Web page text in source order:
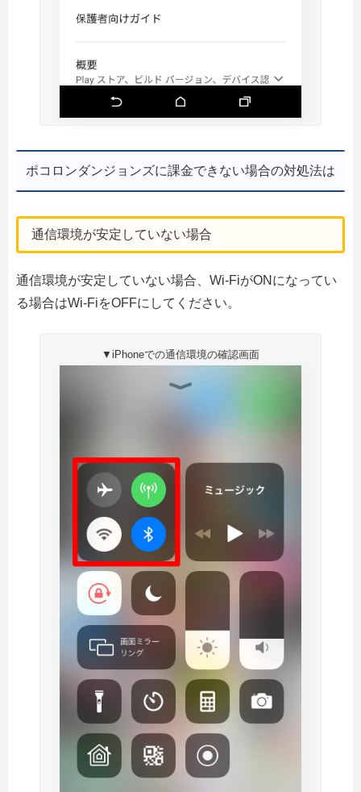
ポコロンダンジョンズに課金できない場合の対処法は
通信環境が安定していない場合
通信環境が安定していない場合、Wi-FiがONになってい
る場合はWi-FiをOFFにしてください。
▼iPhoneでの通信環境の確認画面